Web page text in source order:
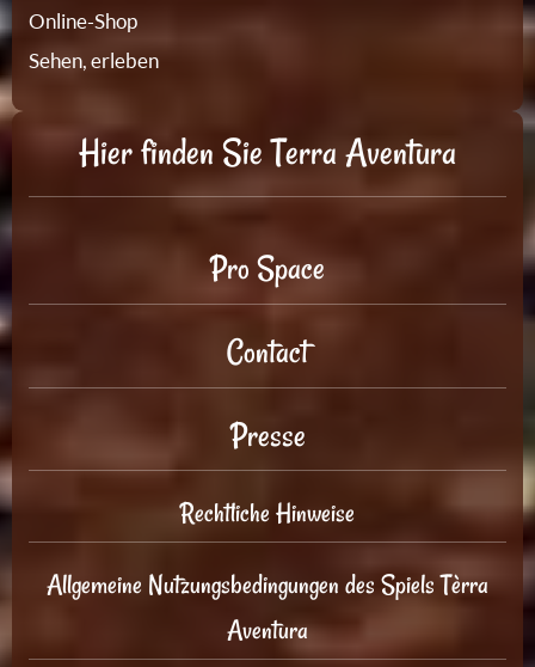
Online-Shop
Sehen, erleben
Hier finden Sie Terra Aventura
Pro Space
Contact
Presse
Rechtliche Hinweise
Allgemeine Nutzungsbedingungen des Spiels Tèrra
Aventura